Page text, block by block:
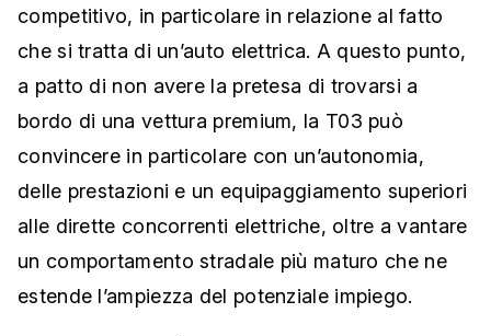
competitivo, in particolare in relazione al fatto
che si tratta di un’auto elettrica. A questo punto,
a patto di non avere la pretesa di trovarsi a
bordo di una vettura premium, la T03 può
convincere in particolare con un’autonomia,
delle prestazioni e un equipaggiamento superiori
alle dirette concorrenti elettriche, oltre a vantare
un comportamento stradale più maturo che ne
estende l’ampiezza del potenziale impiego.